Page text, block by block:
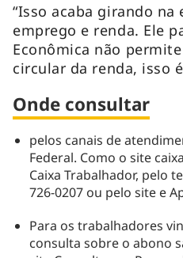
“Isso acaba girando
emprego e renda. Ele
Econômica não
circular da renda, isso
Onde consultar
pelos canais de
Federal. Como o site
Caixa Trabalhador, pelo
726-0207 ou pelo site e
Para os trabalhadores
consulta sobre o abono